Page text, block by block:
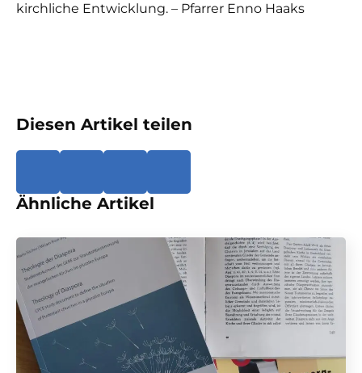
kirchliche Entwicklung. – Pfarrer Enno Haaks
Diesen Artikel teilen
Ähnliche Artikel